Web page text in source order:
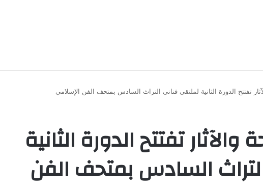
تفتتح الدورة الثانية لملتقى فنانى التراث السادس بمتحف الفن الإسلامي
والآثار تفتتح الدورة الثانية
السادس بمتحف الفن